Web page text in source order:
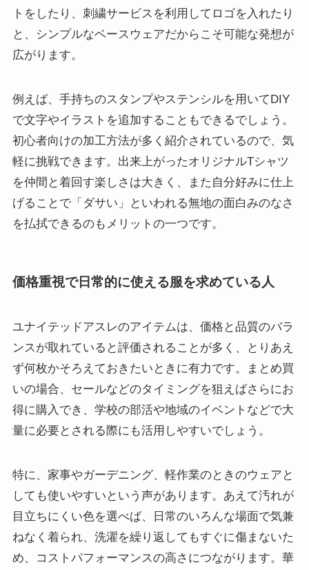
トをしたり、刺繍サービスを利用してロゴを入れたり
と、シンプルなベースウェアだからこそ可能な発想が
広がります。
例えば、手持ちのスタンプやステンシルを用いてDIY
で文字やイラストを追加することもできるでしょう。
初心者向けの加工方法が多く紹介されているので、気
軽に挑戦できます。出来上がったオリジナルTシャツ
を仲間と着回す楽しさは大きく、また自分好みに仕上
げることで「ダサい」といわれる無地の面白みのなさ
を払拭できるのもメリットの一つです。
価格重視で日常的に使える服を求めている人
ユナイテッドアスレのアイテムは、価格と品質のバラ
ンスが取れていると評価されることが多く、とりあえ
ず何枚かそろえておきたいときに有力です。まとめ買
いの場合、セールなどのタイミングを狙えばさらにお
得に購入でき、学校の部活や地域のイベントなどで大
量に必要とされる際にも活用しやすいでしょう。
特に、家事やガーデニング、軽作業のときのウェアと
しても使いやすいという声があります。あえて汚れが
目立ちにくい色を選べば、日常のいろんな場面で気兼
ねなく着られ、洗濯を繰り返してもすぐに傷まないた
め、コストパフォーマンスの高さにつながります。華